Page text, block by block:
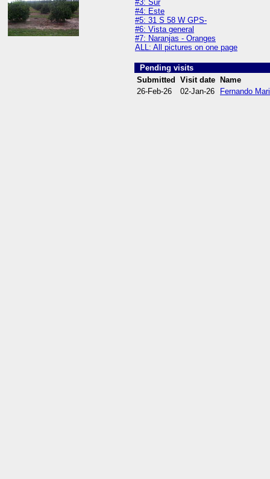
#3: Sur
#4: Este
#5: 31 S 58 W GPS-
#6: Vista general
#7: Naranjas - Oranges
ALL: All pictures on one page
Pending visits
Submitted
Visit date
Name
26-Feb-26
02-Jan-26 Fernando